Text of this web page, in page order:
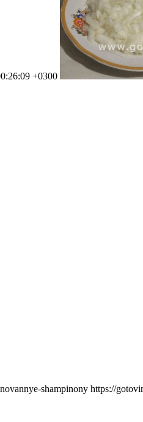
+0300
shampinony https://